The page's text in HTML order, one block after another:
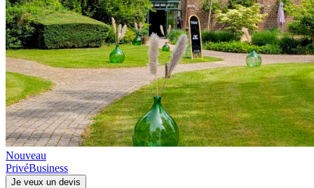
Nouveau
PrivéBusiness
Je veux un devis